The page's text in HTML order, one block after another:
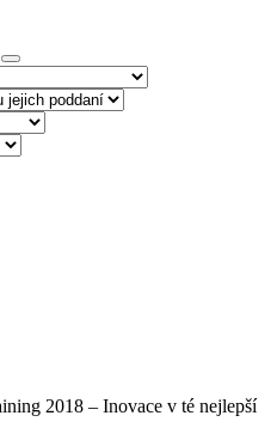
2018 – Inovace v té nejlepší